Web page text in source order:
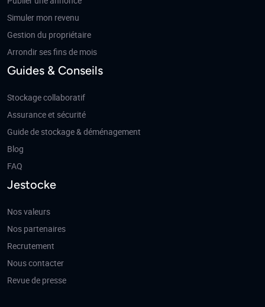
Simuler mon revenu
Gestion du propriétaire
Arrondir ses fins de mois
Guides & Conseils
Stockage collaboratif
Assurance et sécurité
Guide de stockage & déménagement
Blog
FAQ
Jestocke
Nos valeurs
Nos partenaires
Recrutement
Nous contacter
Revue de presse